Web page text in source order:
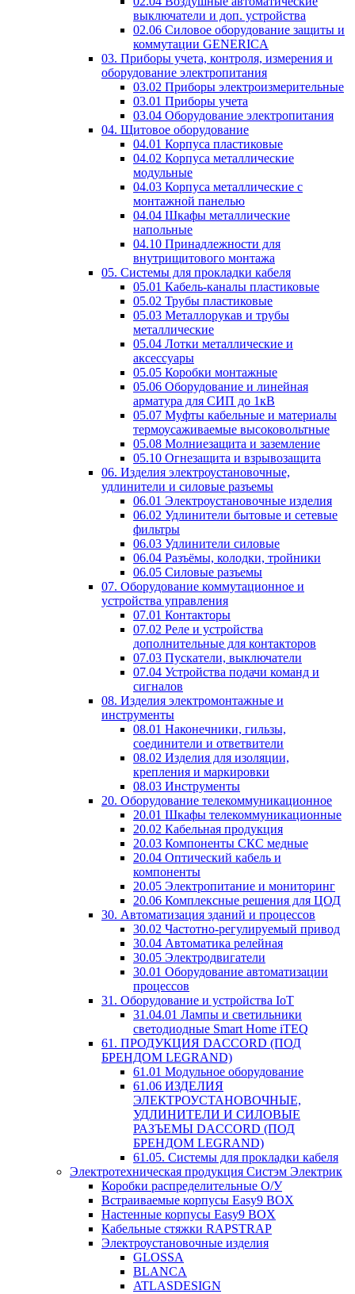
выключатели и доп. устройства
02.06 Силовое оборудование защиты и
коммутации GENERICA
03. Приборы учета, контроля, измерения и
оборудование электропитания
03.02 Приборы электроизмерительные
03.01 Приборы учета
03.04 Оборудование электропитания
04. Щитовое оборудование
04.01 Корпуса пластиковые
04.02 Корпуса металлические
модульные
04.03 Корпуса металлические с
монтажной панелью
04.04 Шкафы металлические
напольные
04.10 Принадлежности для
внутрищитового монтажа
05. Системы для прокладки кабеля
05.01 Кабель-каналы пластиковые
05.02 Трубы пластиковые
05.03 Металлорукав и трубы
металлические
05.04 Лотки металлические и
аксессуары
05.05 Коробки монтажные
05.06 Оборудование и линейная
арматура для СИП до 1кВ
05.07 Муфты кабельные и материалы
термоусаживаемые высоковольтные
05.08 Молниезащита и заземление
05.10 Огнезащита и взрывозащита
06. Изделия электроустановочные,
удлинители и силовые разъемы
06.01 Электроустановочные изделия
06.02 Удлинители бытовые и сетевые
фильтры
06.03 Удлинители силовые
06.04 Разъёмы, колодки, тройники
06.05 Силовые разъемы
07. Оборудование коммутационное и
устройства управления
07.01 Контакторы
07.02 Реле и устройства
дополнительные для контакторов
07.03 Пускатели, выключатели
07.04 Устройства подачи команд и
сигналов
08. Изделия электромонтажные и
инструменты
08.01 Наконечники, гильзы,
соединители и ответвители
08.02 Изделия для изоляции,
крепления и маркировки
08.03 Инструменты
20. Оборудование телекоммуникационное
20.01 Шкафы телекоммуникационные
20.02 Кабельная продукция
20.03 Компоненты СКС медные
20.04 Оптический кабель и
компоненты
20.05 Электропитание и мониторинг
20.06 Комплексные решения для ЦОД
30. Автоматизация зданий и процессов
30.02 Частотно-регулируемый привод
30.04 Автоматика релейная
30.05 Электродвигатели
30.01 Оборудование автоматизации
процессов
31. Оборудование и устройства IoT
31.04.01 Лампы и светильники
светодиодные Smart Home iTEQ
61. ПРОДУКЦИЯ DACCORD (ПОД
БРЕНДОМ LEGRAND)
61.01 Модульное оборудование
61.06 ИЗДЕЛИЯ
ЭЛЕКТРОУСТАНОВОЧНЫЕ,
УДЛИНИТЕЛИ И СИЛОВЫЕ
РАЗЪЕМЫ DACCORD (ПОД
БРЕНДОМ LEGRAND)
61.05. Системы для прокладки кабеля
Электротехническая продукция Систэм Электрик
Коробки распределительные О/У
Встраиваемые корпусы Easy9 BOX
Настенные корпусы Easy9 BOX
Кабельные стяжки RAPSTRAP
Электроустановочные изделия
GLOSSA
BLANCA
ATLASDESIGN